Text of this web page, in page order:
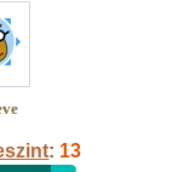
: 13